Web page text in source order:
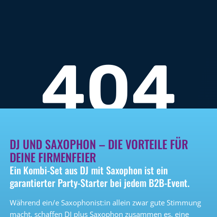
DJ UND SAXOPHON – DIE VORTEILE FÜR
DEINE FIRMENFEIER
Ein Kombi-Set aus DJ mit Saxophon ist ein
garantierter Party-Starter bei jedem B2B-Event.
Während ein/e Saxophonist:in allein zwar gute Stimmung
macht, schaffen DJ plus Saxophon zusammen es, eine